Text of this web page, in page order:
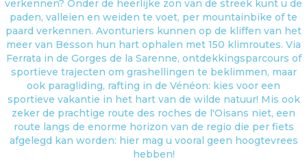
verkennen? Onder de heerlijke zon van de streek kunt u de
paden, valleien en weiden te voet, per mountainbike of te
paard verkennen. Avonturiers kunnen op de kliffen van het
meer van Besson hun hart ophalen met 150 klimroutes. Via
Ferrata in de Gorges de la Sarenne, ontdekkingsparcours of
sportieve trajecten om grashellingen te beklimmen, maar
ook paragliding, rafting in de Vénéon: kies voor een
sportieve vakantie in het hart van de wilde natuur! Mis ook
zeker de prachtige route des roches de l'Oisans niet, een
route langs de enorme horizon van de regio die per fiets
afgelegd kan worden: hier mag u vooral geen hoogtevrees
hebben!